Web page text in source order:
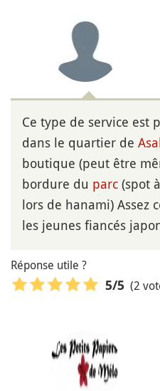
Ce type de service est
dans le quartier de
boutique (peut être
bordure du parc (spot à
lors de hanami) Assez
les jeunes fiancés
Réponse utile ?
5/5 (2